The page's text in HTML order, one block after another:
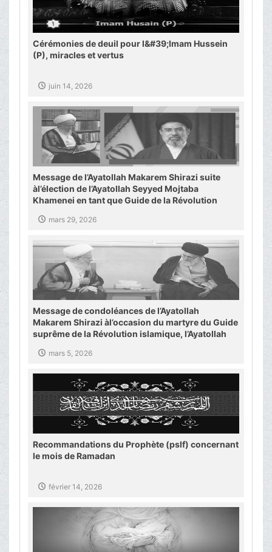
Cérémonies de deuil pour l&#39;Imam Hussein
(P), miracles et vertus
juin 14, 2026
Message de l’Ayatollah Makarem Shirazi suite
àl’élection de l’Ayatollah Seyyed Mojtaba
Khamenei en tant que Guide de la Révolution
mars 29, 2026
Message de condoléances de l’Ayatollah
Makarem Shirazi àl’occasion du martyre du Guide
suprême de la Révolution islamique, l’Ayatollah
mars 5, 2026
Recommandations du Prophète (pslf) concernant
le mois de Ramadan
février 14, 2026